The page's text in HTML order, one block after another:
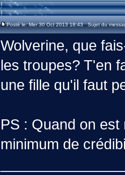
Posté le: Mer 30 Oct 2013 18:43 Sujet du
Wolverine, que
les troupes? T'en
une fille qu'il faut
PS : Quand on
minimum de